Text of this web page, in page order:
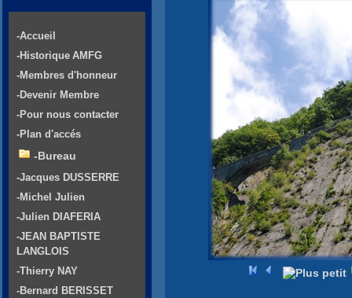
-Accueil
-Historique AMFG
-Membres d'honneur
-Devenir Membre
-Pour nous contacter
-Plan d'accés
-Bureau
-Jacques DUSSERRE
-Michel Julien
-Julien DIAFERIA
-JEAN BAPTISTE
LANGLOIS
-Thierry NAY
-Bernard BERISSET